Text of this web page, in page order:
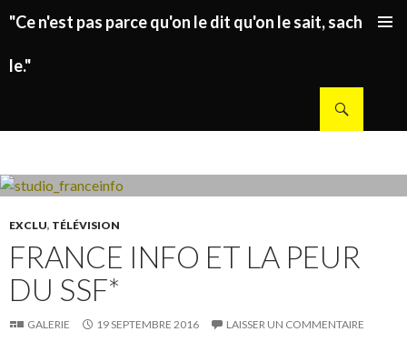
"Ce n'est pas parce qu'on le dit qu'on le sait, sachez
le."
EXCLU, TÉLÉVISION
FRANCE INFO ET LA PEUR
DU SSF*
GALERIE 19 SEPTEMBRE 2016 LAISSER UN COMMENTAIRE